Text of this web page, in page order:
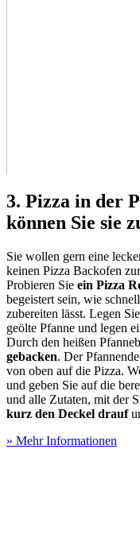
3. Pizza in der
können Sie sie
Sie wollen gern eine
keinen Pizza Backofen
Probieren Sie ein Pizza
begeistert sein, wie
zubereiten lässt. Legen
geölte Pfanne und legen
Durch den heißen
gebacken. Der
von oben auf die Pizza.
und geben Sie auf die
und alle Zutaten, mit der
kurz den Deckel drauf
» Mehr Informationen